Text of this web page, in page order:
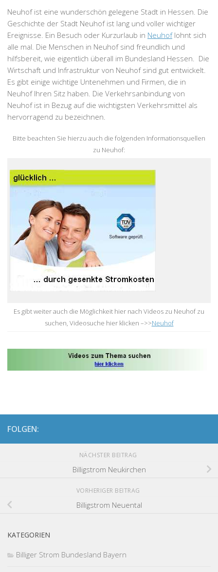
Neuhof ist eine wunderschön gelegene Stadt in Hessen. Die
Geschichte der Stadt Neuhof ist lang und voller wichtiger
Ereignisse. Ein Besuch oder Kurzurlaub in Neuhoflohnt sich
alle mal. Die Menschen in Neuhof sind freundlich und
hilfsbereit, wie eigentlich überall im Bundesland Hessen. Die
Wirtschaft und Infrastruktur von Neuhof sind gut entwickelt.
Es gibt einige wichtige Untenehmen und Firmen, die in
Neuhof Ihren Sitz haben. Die Verkehrsanbindung von
Neuhof ist in Bezug auf die wichtigsten Verkehrsmittel als
hervorragend zu bezeichnen.
Bitte beachten Sie hierzu auch die folgenden Informationsquellen
zu Neuhof:
Es gibt weiter auch die Möglichkeit hier nach Videos zu Neuhof zu
suchen, Videosuche hier klicken –>>Neuhof
FOLGEN:
NÄCHSTER BEITRAG
Billigstrom Neukirchen
VORHERIGER BEITRAG
Billigstrom Neuental
KATEGORIEN
Billiger Strom Bundesland Bayern